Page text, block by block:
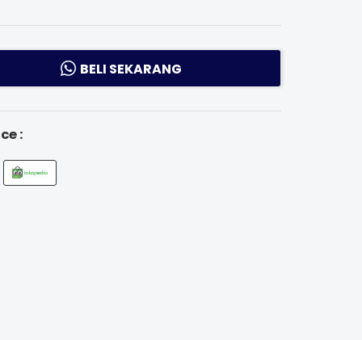
BELI SEKARANG
: